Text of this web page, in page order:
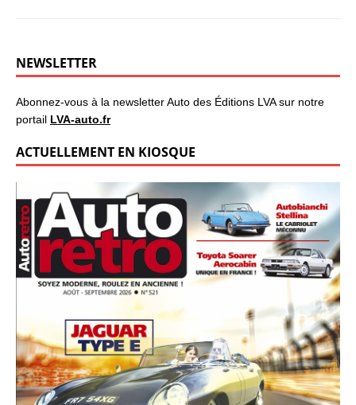
NEWSLETTER
Abonnez-vous à la newsletter Auto des Éditions LVA sur notre
portail LVA-auto.fr
ACTUELLEMENT EN KIOSQUE